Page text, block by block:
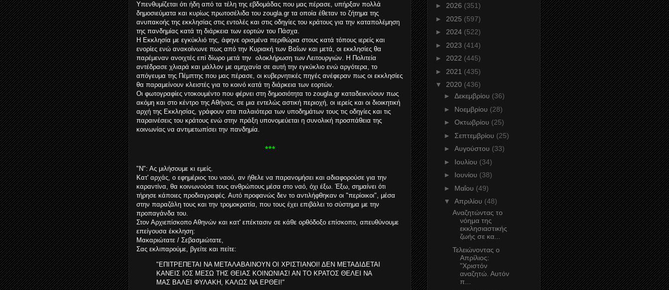
Υπενθυμίζεται ότι ήδη από τα τέλη της εβδομάδας που μας πέρασε, υπήρξαν πολλά
δημοσιεύματα και κυρίως πρωτοσέλιδα του zougla.gr τα οποία έθεταν το ζήτημα της
ανυπακοής της εκκλησίας στις εντολές και στις οδηγίες του κράτους για την καταπολέμηση
της πανδημίας κατά τη διάρκεια των εορτών του Πάσχα.
Η Εκκλησία με εγκύκλιό της, άφηνε ορισμένα περιθώρια στους κατά τόπους ιερείς και
ενορίες ενώ ανακοίνωνε πως από την Κυριακή των Βαΐων και μετά, οι εκκλησίες θα
παρέμεναν ανοιχτές επί δίωρο μετά την ολοκλήρωση των Λειτουργιών. Η Πολιτεία
αντέδρασε χλιαρά και μάλλον με αμηχανία σε αυτή την εγκύκλιο ενώ αργότερα, το
απόγευμα της Πέμπτης που μας πέρασε, οι κυβερνητικές πηγές ανέφεραν πως οι εκκλησίες
θα παραμείνουν κλειστές για το κοινό κατά τη διάρκεια των εορτών.
Οι φωτογραφίες ντοκουμέντο που φέρνει στη δημοσιότητα το zougla.gr καταδεικνύουν πως
ακόμη και στο κέντρο της Αθήνας, σε μια εντελώς αστική περιοχή, οι ιερείς και οι διοικητική
αρχή της Εκκλησίας, γράφουν στα παλαιότερα των υποδημάτων τους τις οδηγίες και τις
παραινέσεις του κράτους ενώ στην πράξη υπονομεύεται η συνολική προσπάθεια της
κοινωνίας να αντιμετωπίσει την πανδημία.
***
"Ν": Ας μιλήσουμε κι εμείς.
Κατ' αρχάς, ο εφημέριος του ναού, αν ήθελε να παρανομήσει και αδιαφορούσε για την
καραντίνα, θα κοινωνούσε τους ανθρώπους μέσα στο ναό, όχι έξω. Έξω, σημαίνει ότι
τήρησε κάποιες προδιαγραφές. Αυτό προφανώς δεν το αντιλήφθηκαν οι "περίοικοι", μέσα
στην παραζάλη τους και την τρομοκρατία, που τους έχει επιβάλει το σύστημα με την
προπαγάνδα του.
Στον Αρχιεπίσκοπο Αθηνών και κατ' επέκτασιν σε κάθε ορθόδοξο επίσκοπο, απευθύνουμε
επείγουσα έκκληση:
Μακαριώτατε / Σεβασμιώτατε,
Σας εκλιπαρούμε, βγείτε και πείτε:
"ΕΠΙΤΡΕΠΕΤΑΙ ΝΑ ΜΕΤΑΛΑΒΑΙΝΟΥΝ ΟΙ ΧΡΙΣΤΙΑΝΟΙ! ΔΕΝ ΜΕΤΑΔΙΔΕΤΑΙ
ΚΑΝΕΙΣ ΙΟΣ ΜΕΣΩ ΤΗΣ ΘΕΙΑΣ ΚΟΙΝΩΝΙΑΣ! ΑΝ ΤΟ ΚΡΑΤΟΣ ΘΕΛΕΙ ΝΑ
ΜΑΣ ΒΑΛΕΙ ΦΥΛΑΚΗ, ΚΑΛΩΣ ΝΑ ΕΡΘΕΙ!"
► 2026 (351)
► 2025 (597)
► 2024 (522)
► 2023 (414)
► 2022 (445)
► 2021 (435)
▼ 2020 (436)
► Δεκεμβρίου (36)
► Νοεμβρίου (28)
► Οκτωβρίου (25)
► Σεπτεμβρίου (25)
► Αυγούστου (33)
► Ιουλίου (34)
► Ιουνίου (38)
► Μαΐου (49)
▼ Απριλίου (48)
Αναζητώντας το
νόημα της
εκκλησιαστικής
ζωής σε κα...
Τελειώνοντας ο
Απρίλιος:
"Χριστόν
αναζητώ. Αυτόν
π...